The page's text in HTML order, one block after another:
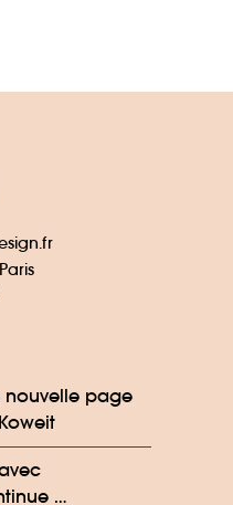
nouvelle page
…